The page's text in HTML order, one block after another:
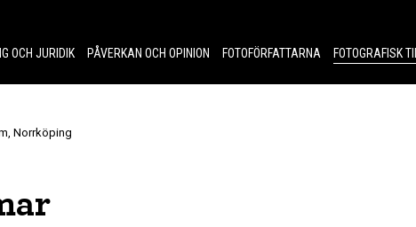
OCH JURIDIK PÅVERKAN OCH OPINION FOTOFÖRFATTARNA FOTOGRAFISK
Norrköping